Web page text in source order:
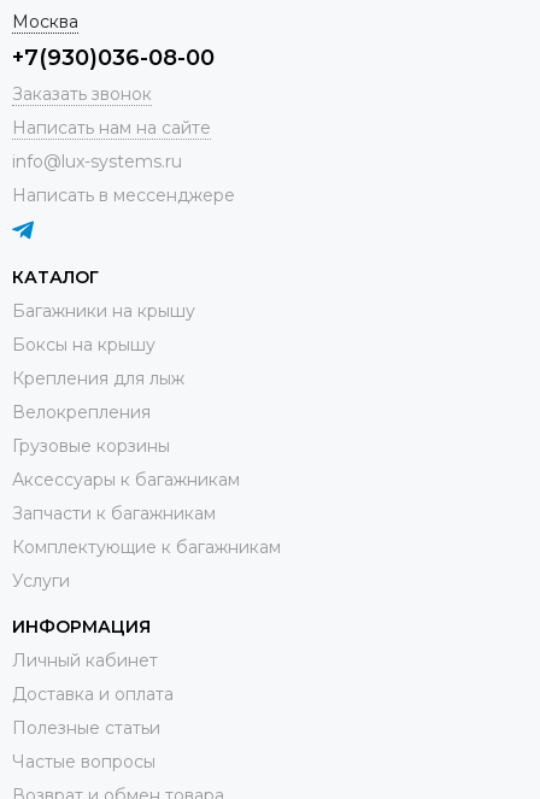
Москва
+7(930)036-08-00
Заказать звонок
Написать нам на сайте
info@lux-systems.ru
Написать в мессенджере
КАТАЛОГ
Багажники на крышу
Боксы на крышу
Крепления для лыж
Велокрепления
Грузовые корзины
Аксессуары к багажникам
Запчасти к багажникам
Комплектующие к багажникам
Услуги
ИНФОРМАЦИЯ
Личный кабинет
Доставка и оплата
Полезные статьи
Частые вопросы